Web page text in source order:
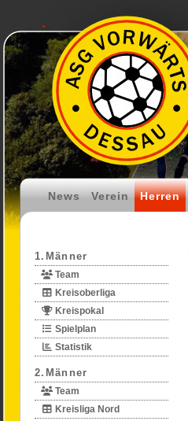
News Verein Herren
1.Männer
Team
Kreisoberliga
Kreispokal
Spielplan
Statistik
2.Männer
Team
Kreisliga Nord